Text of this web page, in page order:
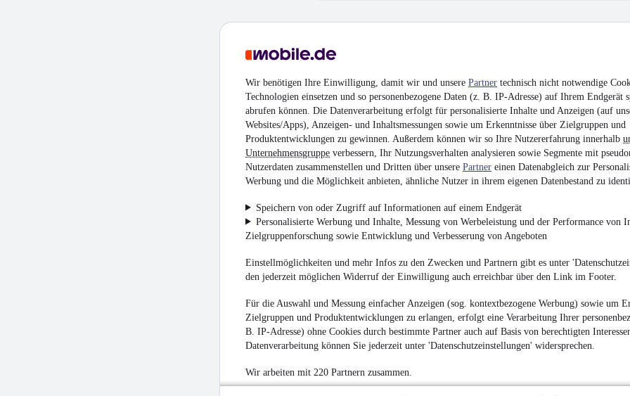
Wir benötigen Ihre Einwilligung, damit wir und unsere Partner technisch nicht notwendige
Technologien einsetzen und so personenbezogene Daten (z. B. IP-Adresse) auf Ihrem Endgerät
abrufen können. Die Datenverarbeitung erfolgt für personalisierte Inhalte und Anzeigen (auf
Websites/Apps), Anzeigen- und Inhaltsmessungen sowie um Erkenntnisse über Zielgruppen und
Produktentwicklungen zu gewinnen. Außerdem können wir so Ihre Nutzererfahrung innerhalb
Unternehmensgruppe verbessern, Ihr Nutzungsverhalten analysieren sowie Segmente mit
Nutzerdaten zusammenstellen und Dritten über unsere Partner einen Datenabgleich zur
Werbung und die Möglichkeit anbieten, ähnliche Nutzer in ihrem eigenen Datenbestand zu
Speichern von oder Zugriff auf Informationen auf einem Endgerät
Personalisierte Werbung und Inhalte, Messung von Werbeleistung und der Performance von
Zielgruppenforschung sowie Entwicklung und Verbesserung von Angeboten
Einstellmöglichkeiten und mehr Infos zu den Zwecken und Partnern gibt es unter
den jederzeit möglichen Widerruf der Einwilligung auch erreichbar über den Link im Footer.
Für die Auswahl und Messung einfacher Anzeigen (sog. kontextbezogene Werbung) sowie um
Zielgruppen und Produktentwicklungen zu erlangen, erfolgt eine Verarbeitung Ihrer
B. IP-Adresse) ohne Cookies durch bestimmte Partner auch auf Basis von berechtigten
Datenverarbeitung können Sie jederzeit unter 'Datenschutzeinstellungen' widersprechen.
Wir arbeiten mit 220 Partnern zusammen.
Volkswagen
Style
26.800 €¹
285 €
EZ 08/2024•89.012
Volkswagen T-Roc
21.800 €¹
Finanzierung ab 232 € mtl.
Unfallfrei•EZ 01/
Volkswagen Tiguan